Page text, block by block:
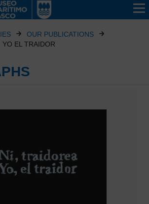
OUR PUBLICATIONS
YO EL TRAIDOR